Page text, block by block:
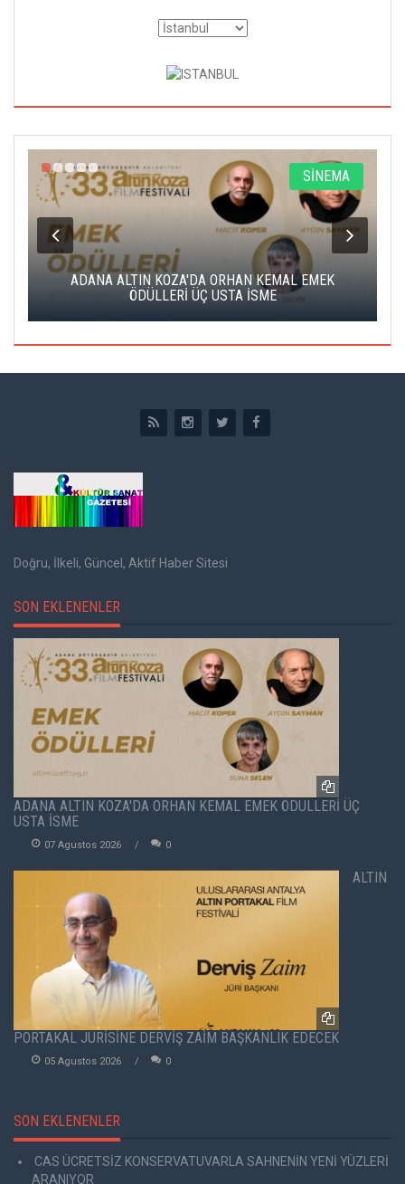
SİNEMA
ADANA ALTIN KOZA'DA ORHAN KEMAL EMEK
ÖDÜLLERİ ÜÇ USTA İSME
Doğru, İlkeli, Güncel, Aktif Haber Sitesi
SON EKLENENLER
ADANA ALTIN KOZA'DA ORHAN KEMAL EMEK ÖDÜLLERİ ÜÇ
USTA İSME
07 Agustos 2026 0
ALTIN
PORTAKAL JÜRİSİNE DERVİŞ ZAİM BAŞKANLIK EDECEK
05 Agustos 2026 0
SON EKLENENLER
CAS ÜCRETSİZ KONSERVATUVARLA SAHNENİN YENİ YÜZLERİ
ARANIYOR